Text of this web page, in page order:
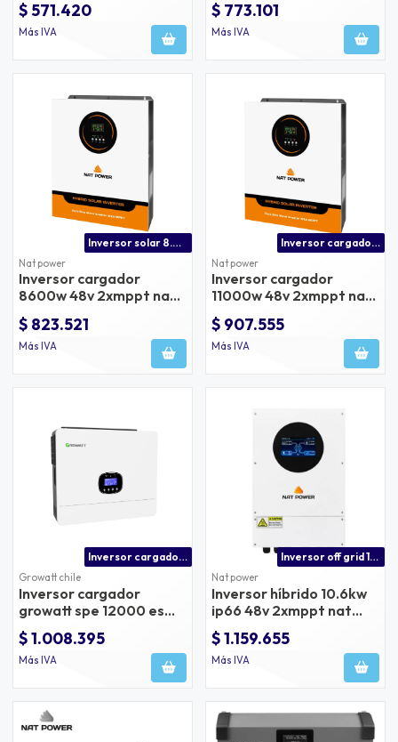
en paneles
$ 571.420
Más IVA
$ 773.101
Más IVA
Inversor solar 8.6kw con doble mppt y puerto bms
Nat power
Inversor cargador
8600w 48v 2xmppt nat
power
$ 823.521
Más IVA
Inversor cargador 11000w 48v doble mppt 27a
Nat power
Inversor cargador
11000w 48v 2xmppt nat
power
$ 907.555
Más IVA
Inversor cargador growatt spe 12000 es 48v 12kw solar y 15kw en paneles
Growatt chile
Inversor cargador
growatt spe 12000 es
48v 12kw solar y 15kw en
paneles
$ 1.008.395
Más IVA
Inversor off grid 10kw con mppt nat power
Nat power
Inversor híbrido 10.6kw
ip66 48v 2xmppt nat
power
$ 1.159.655
Más IVA